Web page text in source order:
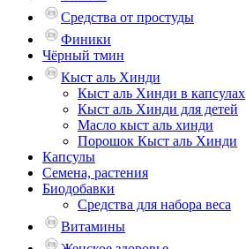
Средства от простуды
Финики
Чёрный тмин
Кыст аль Хинди
Кыст аль Хинди в капсулах
Кыст аль Хинди для детей
Масло кыст аль хинди
Порошок Кыст аль Хинди
Капсулы
Семена, растения
Биодобавки
Средства для набора веса
Витамины